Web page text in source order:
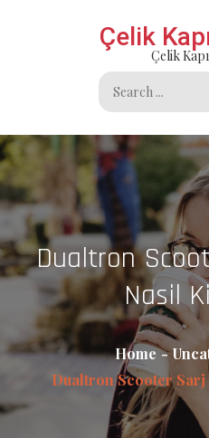
Çelik
Çelik
Search
for:
Dualtron
Nasil
Home
Dualtron Scooter